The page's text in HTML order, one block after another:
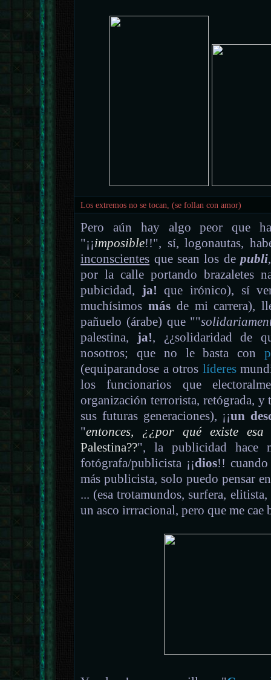
Los extremos no se tocan, (se follan con amor)
Pero aún hay algo peor que
"¡¡imposible!!", sí, logonautas,
inconscientes que sean los de publi
por la calle portando brazaletes
pubicidad, ja! que irónico), sí
muchísimos más de mi carrera),
pañuelo (árabe) que ""
palestina, ja!, ¿¿solidaridad de
nosotros; que no le basta con
(equiparandose a otros líderes
los funcionarios que
organización terrorista, retógrada,
sus futuras generaciones), ¡¡un
"entonces, ¿¿por qué existe esa
Palestina??", la publicidad hace
fotógrafa/publicista ¡¡dios!! cuando
más publicista, solo puedo pensar
... (esa trotamundos, surfera,
un asco irrracional, pero que me cae